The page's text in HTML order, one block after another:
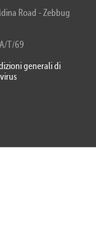
Road - Zebbug
T/69
generali di